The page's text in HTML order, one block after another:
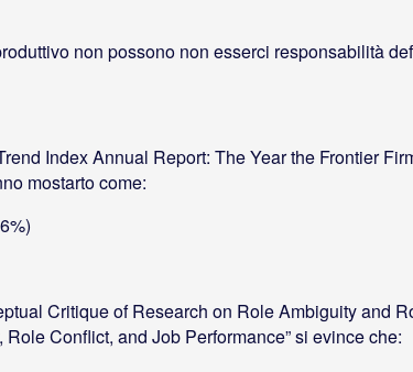
non possono non esserci responsabilità
Index Annual Report: The Year the Frontier
mostarto come:
Critique of Research on Role Ambiguity and
Conflict, and Job Performance” si evince che: